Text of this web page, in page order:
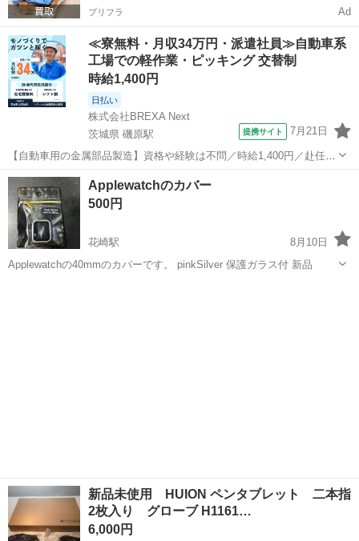
プリフラ Ad
≪寮無料・月収34万円・派遣社員≫自動車系
工場での軽作業・ピッキング 交替制
時給1,400円
日払い
株式会社BREXA Next
茨城県 磯原駅
提携サイト 7月21日
【自動車用の金属部品製造】資格や経験は不問／時給1,400円／赴任旅
費会社負担／正社員登用のチャンスあり／食堂利用可能／マイカー通
勤OK《茨城県茨城市》 人気の工場のお仕事 ◇トラックの金属部品の
製造◇ ★トラックの金属...
茨城 北茨城市 磯原駅 その他
Applewatchのカバー
500円
花崎駅
8月10日
Applewatchの40mmのカバーです。 pinkSilver 保護ガラス付 新品
新品未使用 HUION ペンタブレット 二本指
2枚入り グローブ H1161…
6,000円